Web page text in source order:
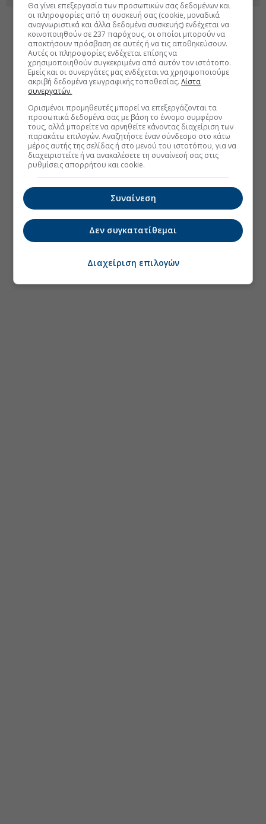
Θα γίνει επεξεργασία των προσωπικών σας δεδομένων και
οι πληροφορίες από τη συσκευή σας (cookie, μοναδικά
αναγνωριστικά και άλλα δεδομένα συσκευής) ενδέχεται να
κοινοποιηθούν σε 237 παρόχους, οι οποίοι μπορούν να
αποκτήσουν πρόσβαση σε αυτές ή να τις αποθηκεύσουν.
Αυτές οι πληροφορίες ενδέχεται επίσης να
χρησιμοποιηθούν συγκεκριμένα από αυτόν τον ιστότοπο.
Εμείς και οι συνεργάτες μας ενδέχεται να χρησιμοποιούμε
ακριβή δεδομένα γεωγραφικής τοποθεσίας.Λίστα
συνεργατών.
Ορισμένοι προμηθευτές μπορεί να επεξεργάζονται τα
προσωπικά δεδομένα σας με βάση το έννομο συμφέρον
τους, αλλά μπορείτε να αρνηθείτε κάνοντας διαχείριση των
παρακάτω επιλογών. Αναζητήστε έναν σύνδεσμο στο κάτω
μέρος αυτής της σελίδας ή στο μενού του ιστοτόπου, για να
διαχειριστείτε ή να ανακαλέσετε τη συναίνεσή σας στις
ρυθμίσεις απορρήτου και cookie.
Συναίνεση
Δεν συγκατατίθεμαι
Διαχείριση επιλογών